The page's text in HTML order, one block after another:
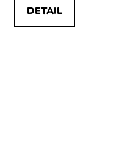
DETAIL